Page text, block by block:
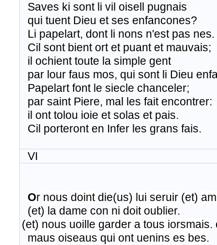
Saves ki sont li vil oisell pugnais
​ qui tuent Dieu et ses enfancones?
​ Li papelart, dont li nons n'est pas nes.
Cil sont bient ort et puant et mauvais;
​ il ochient toute la simple gent
par lour faus mos, qui sont li Dieu
Papelart font le siecle chanceler;
​ par saint Piere, mal les fait encontrer:
il ont tolou ioie et solas et pais.
Cil porteront en Infer les grans fais.
VI
Or nous dointdie(us) lui seruir (et)
(et) la dame con ni doit oublier.
(et) nous uoille garder a tous iorsmais.
maus oiseaus qui ont uenins es bes.